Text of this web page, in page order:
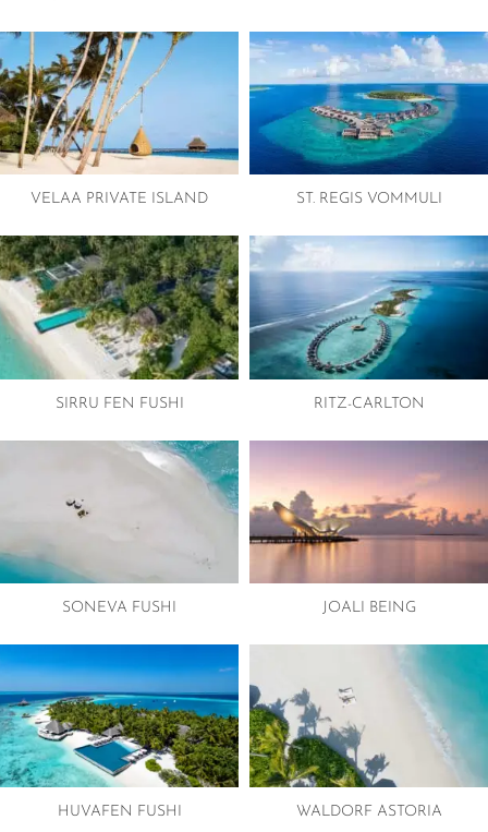
VELAA PRIVATE ISLAND ST. REGIS VOMMULI
SIRRU FEN FUSHI RITZ-CARLTON
SONEVA FUSHI JOALI BEING
HUVAFEN FUSHI WALDORF ASTORIA